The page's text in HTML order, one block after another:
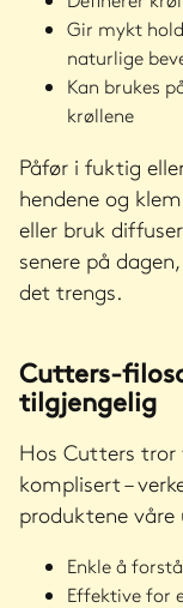
Gir mykt
naturlige
Kan brukes
krøllene
Påfør i fuktig
hendene og
eller bruk
senere på
det trengs.
Cutters-
tilgjengelig
Hos Cutters
komplisert –
produktene
Enkle å
Effektive for